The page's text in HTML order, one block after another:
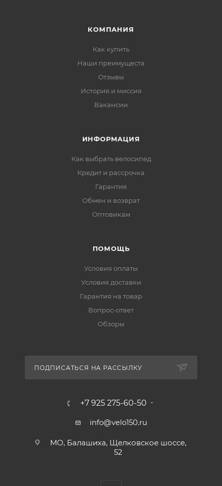
КОМПАНИЯ
Как купить
Наши преимущеста
Отзывы
История и миссия
Вакансии
ИНФОРМАЦИЯ
Как выбрать велосипед
Кредит и рассрочка
Гарантия
Обмен и возврат
Оптовикам
ПОМОЩЬ
Условия оплаты
Условия доставки
Гарантия на товар
Вопрос-ответ
Обзоры
ПОДПИСАТЬСЯ НА РАССЫЛКУ
+7 925 275-60-50
info@velo150.ru
МО, Балашиха, Щелковское шоссе,
52